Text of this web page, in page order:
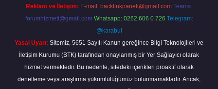
Reklam ve İletişim: E-mail: backlinkpaneli@gmail.com Teams:
forumhizmeti@gmail.com Whatsapp: 0262 606 0 726 Telegram:
@karabul
Yasal Uyarı: Sitemiz, 5651 Sayılı Kanun gereğince Bilgi Teknolojileri ve
İletişim Kurumu (BTK) tarafından onaylanmış bir Yer Sağlayıcı olarak
hizmet vermektedir. Bu nedenle, sitedeki içerikleri proaktif olarak
denetleme veya araştırma yükümlülüğümüz bulunmamaktadır. Ancak,